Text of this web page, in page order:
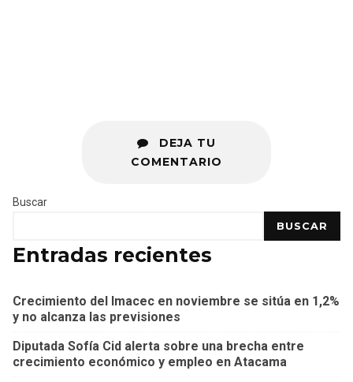
DEJA TU
COMENTARIO
Buscar
BUSCAR
Entradas recientes
Crecimiento del Imacec en noviembre se sitúa en 1,2%
y no alcanza las previsiones
Diputada Sofía Cid alerta sobre una brecha entre
crecimiento económico y empleo en Atacama